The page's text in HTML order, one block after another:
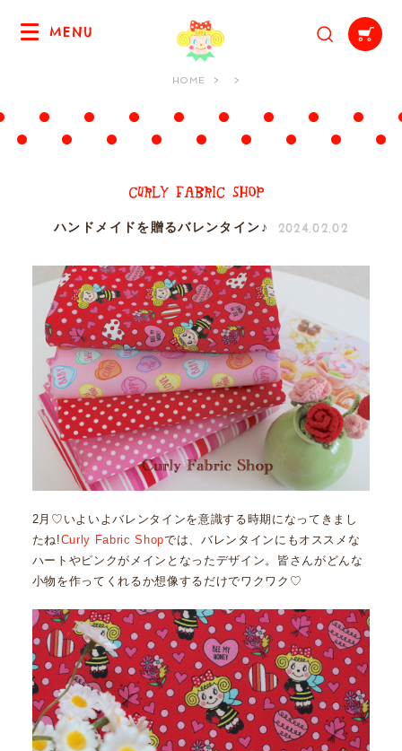
MENU
HOME
ハンドメイドを贈るバレンタイン♪ 2024.02.02
2月♡いよいよバレンタインを意識する時期になってきまし
たね!Curly Fabric Shopでは、バレンタインにもオススメな
ハートやピンクがメインとなったデザイン。皆さんがどんな
小物を作ってくれるか想像するだけでワクワク♡